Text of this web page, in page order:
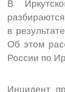
В
в
Об этом
России по
Инцидент